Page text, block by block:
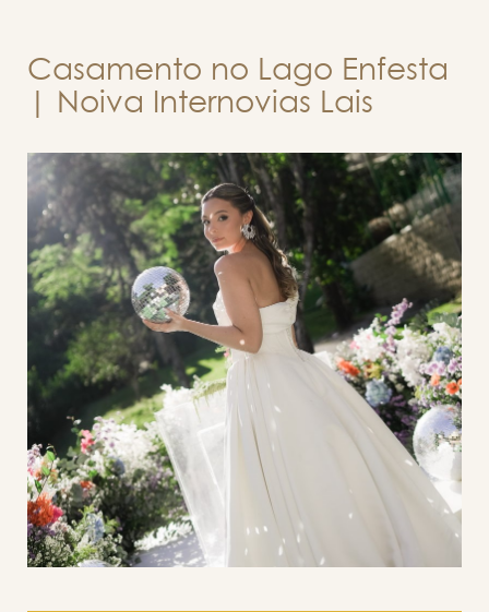
Casamento no Lago Enfesta
| Noiva Internovias Lais